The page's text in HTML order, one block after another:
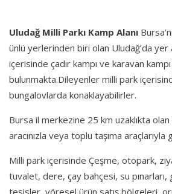
Uludağ Milli Parkı Kamp Alanı
ünlü yerlerinden biri olan Uludağ’da yer
içerisinde çadır kampı ve karavan kampı
bulunmakta.Dileyenler milli park
bungalovlarda konaklayabilirler.
Bursa il merkezine 25 km uzaklıkta olan
aracınızla veya toplu taşıma araçlarıyla
Milli park içerisinde Çeşme, otopark,
tuvalet, dere, çay bahçesi, su pınarları,